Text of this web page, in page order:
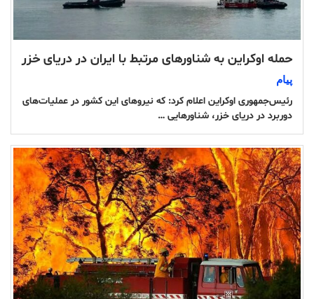
حمله اوکراین به شناورهای مرتبط با ایران در دریای خزر
پیام
رئیس‌جمهوری اوکراین اعلام کرد: که نیروهای این کشور در عملیات‌های
دوربرد در دریای خزر، شناورهایی …